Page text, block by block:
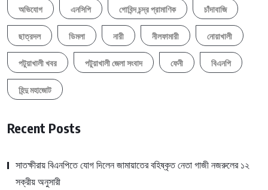
অভিযোগ এনসিপি গোবিন্দ চন্দ্র প্রামাণিক চাঁদাবাজি
ছাত্রদল ডিমলা নারী নীলফামারী নোয়াখালী
পটুয়াখালী খবর পটুয়াখালী জেলা সংবাদ ফেনী বিএনপি
হিন্দু মহাজোট
Recent Posts
সাতক্ষীরায় বিএনপিতে যোগ দিলেন জামায়াতের বহিষ্কৃত নেতা গাজী নজরুলের ১২
সক্রীয় অনুসারী